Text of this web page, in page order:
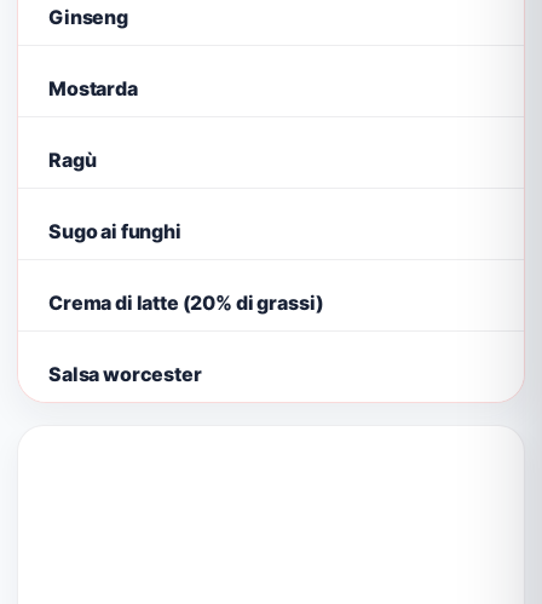
Ginseng
Mostarda
Ragù
Sugo ai funghi
Crema di latte (20% di grassi)
Salsa worcester